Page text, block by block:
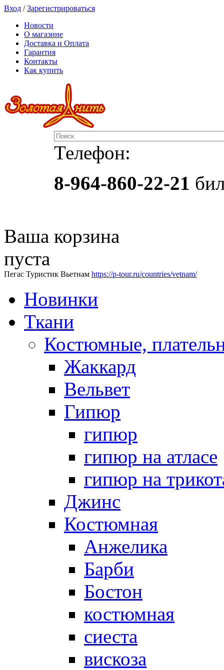
Вход /Зарегистрироваться
Новости
О магазине
Доставка и Оплата
Гарантия
Контакты
Как купить
Телефон:
8-964-860-22-21
Ваша корзина
пуста
Пегас Туристик Вьетнам https://p-tour.ru/countries/vetnam/
Новинки
Ткани
Костюмные,
Жаккард
Вельвет
Гипюр
гипюр
гипюр на атласе
гипюр на
Джинс
Костюмная
Анжелика
Барби
Бостон
костюмная
сиеста
вискоза